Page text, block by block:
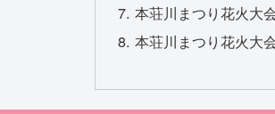
本荘川まつり花火大
本荘川まつり花火大